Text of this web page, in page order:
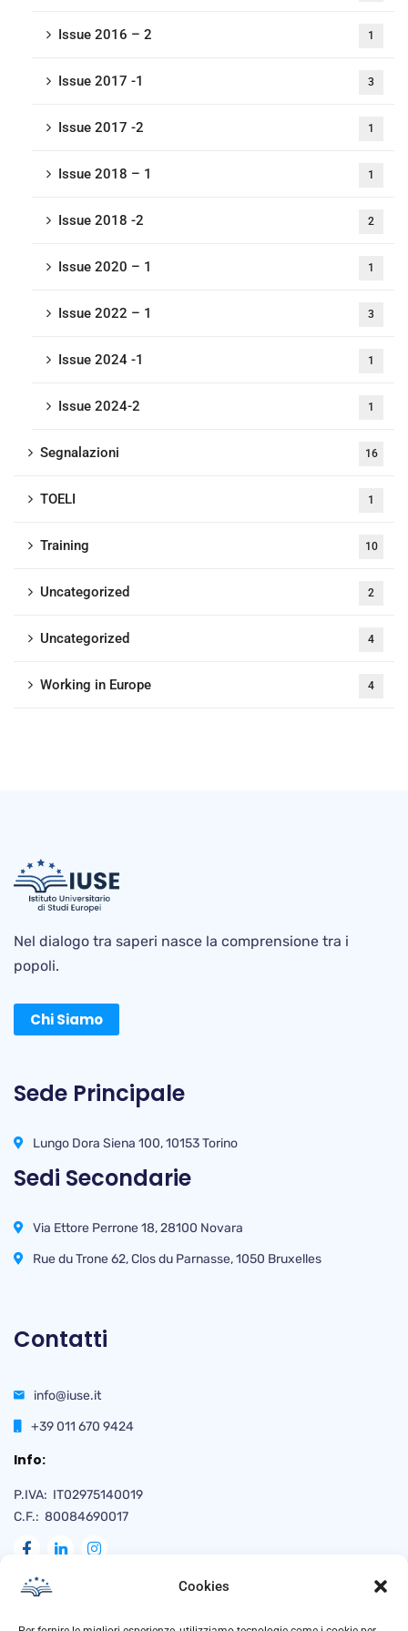
Cookies
Issue 2016 – 2 1
Issue 2017 -1 3
Issue 2017 -2 1
Issue 2018 – 1 1
Issue 2018 -2 2
Issue 2020 – 1 1
Issue 2022 – 1 3
Issue 2024 -1 1
Issue 2024-2 1
Segnalazioni 16
TOELI 1
Training 10
Uncategorized 2
Uncategorized 4
Working in Europe 4
Nel dialogo tra saperi nasce la comprensione tra i
popoli.
Chi Siamo
Sede Principale
Lungo Dora Siena 100, 10153 Torino
Sedi Secondarie
Via Ettore Perrone 18, 28100 Novara
Rue du Trone 62, Clos du Parnasse, 1050 Bruxelles
Contatti
info@iuse.it
+39 011 670 9424
Info:
P.IVA: IT02975140019
C.F.: 80084690017
Naviga